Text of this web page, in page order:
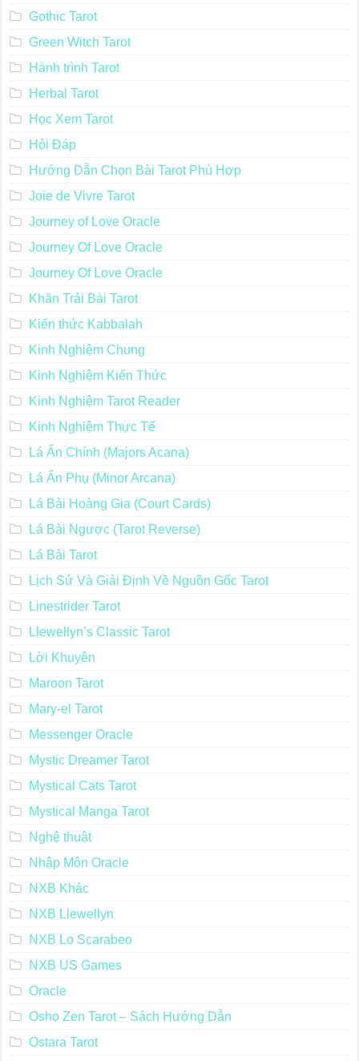
Gothic Tarot
Green Witch Tarot
Hành trình Tarot
Herbal Tarot
Học Xem Tarot
Hỏi Đáp
Hướng Dẫn Chọn Bài Tarot Phù Hợp
Joie de Vivre Tarot
Journey of Love Oracle
Journey Of Love Oracle
Journey Of Love Oracle
Khăn Trải Bài Tarot
Kiến thức Kabbalah
Kinh Nghiệm Chung
Kinh Nghiệm Kiến Thức
Kinh Nghiệm Tarot Reader
Kinh Nghiệm Thực Tế
Lá Ẩn Chính (Majors Acana)
Lá Ẩn Phụ (Minor Arcana)
Lá Bài Hoàng Gia (Court Cards)
Lá Bài Ngược (Tarot Reverse)
Lá Bài Tarot
Lịch Sử Và Giải Định Về Nguồn Gốc Tarot
Linestrider Tarot
Llewellyn’s Classic Tarot
Lời Khuyên
Maroon Tarot
Mary-el Tarot
Messenger Oracle
Mystic Dreamer Tarot
Mystical Cats Tarot
Mystical Manga Tarot
Nghệ thuật
Nhập Môn Oracle
NXB Khác
NXB Llewellyn
NXB Lo Scarabeo
NXB US Games
Oracle
Osho Zen Tarot – Sách Hướng Dẫn
Ostara Tarot